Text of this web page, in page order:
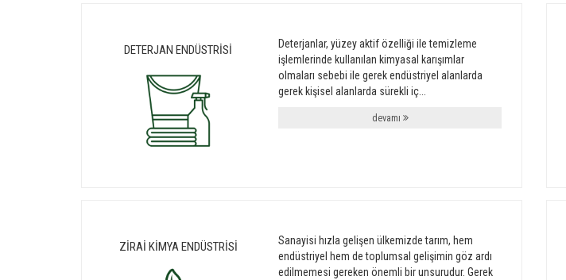
DETERJAN ENDÜSTRİSİ
Deterjanlar, yüzey aktif özelliği ile temizleme
işlemlerinde kullanılan kimyasal karışımlar
olmaları sebebi ile gerek endüstriyel alanlarda
gerek kişisel alanlarda sürekli iç...
devamı
ZİRAİ KİMYA ENDÜSTRİSİ
Sanayisi hızla gelişen ülkemizde tarım, hem
endüstriyel hem de toplumsal gelişimin göz ardı
edilmemesi gereken önemli bir unsurudur. Gerek